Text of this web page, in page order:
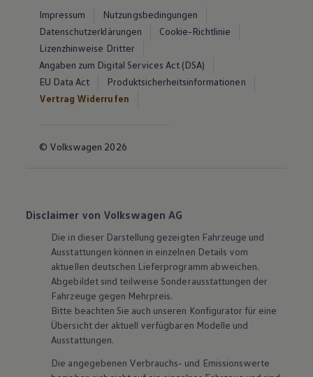
Impressum
Nutzungsbedingungen
Datenschutzerklärungen
Cookie-Richtlinie
Lizenzhinweise Dritter
Angaben zum Digital Services Act (DSA)
EU Data Act
Produktsicherheitsinformationen
Vertrag Widerrufen
© Volkswagen 2026
Disclaimer von Volkswagen AG
Die in dieser Darstellung gezeigten Fahrzeuge und
Ausstattungen können in einzelnen Details vom
aktuellen deutschen Lieferprogramm abweichen.
Abgebildet sind teilweise Sonderausstattungen der
Fahrzeuge gegen Mehrpreis.
Bitte beachten Sie auch unseren Konfigurator für eine
Übersicht der aktuell verfügbaren Modelle und
Ausstattungen.
Die angegebenen Verbrauchs- und Emissionswerte